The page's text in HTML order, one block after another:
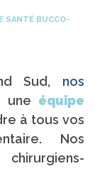
SANTÉ BUCCO-
Sud, nos
une équipe
à tous vos
Nos